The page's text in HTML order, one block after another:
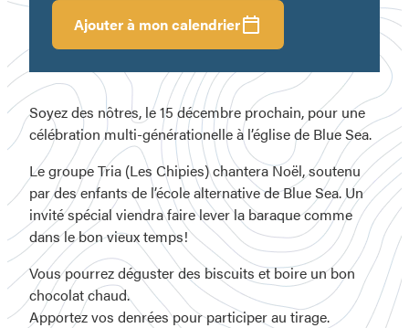
Ajouter à mon calendrier
Soyez des nôtres, le 15 décembre prochain, pour une
célébration multi-générationelle à l’église de Blue Sea.
Le groupe Tria (Les Chipies) chantera Noël, soutenu
par des enfants de l’école alternative de Blue Sea. Un
invité spécial viendra faire lever la baraque comme
dans le bon vieux temps!
Vous pourrez déguster des biscuits et boire un bon
chocolat chaud.
Apportez vos denrées pour participer au tirage.